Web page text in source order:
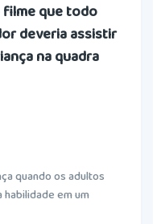
filme que todo
deveria assistir
na quadra
quando os adultos
em um